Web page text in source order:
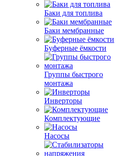
Баки для топлива
Баки мембранные
Буферные ёмкости
Группы быстрого
монтажа
Инверторы
Комплектующие
Насосы